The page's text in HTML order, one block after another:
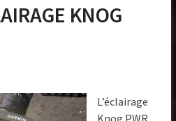
KNOG
L’éclairage
Knog PWR